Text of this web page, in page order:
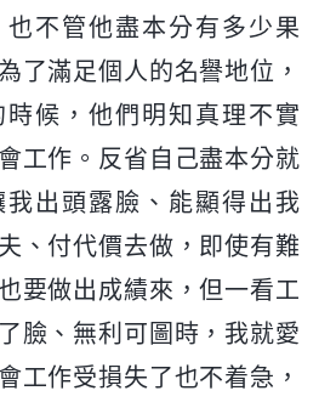
不管他盡本分有多少果
了滿足個人的名譽地位，
候，他們明知真理不實
工作。反省自己盡本分就
出頭露臉、能顯得出我
、付代價去做，即使有難
要做出成績來，但一看工
臉、無利可圖時，我就愛
工作受損失了也不着急，